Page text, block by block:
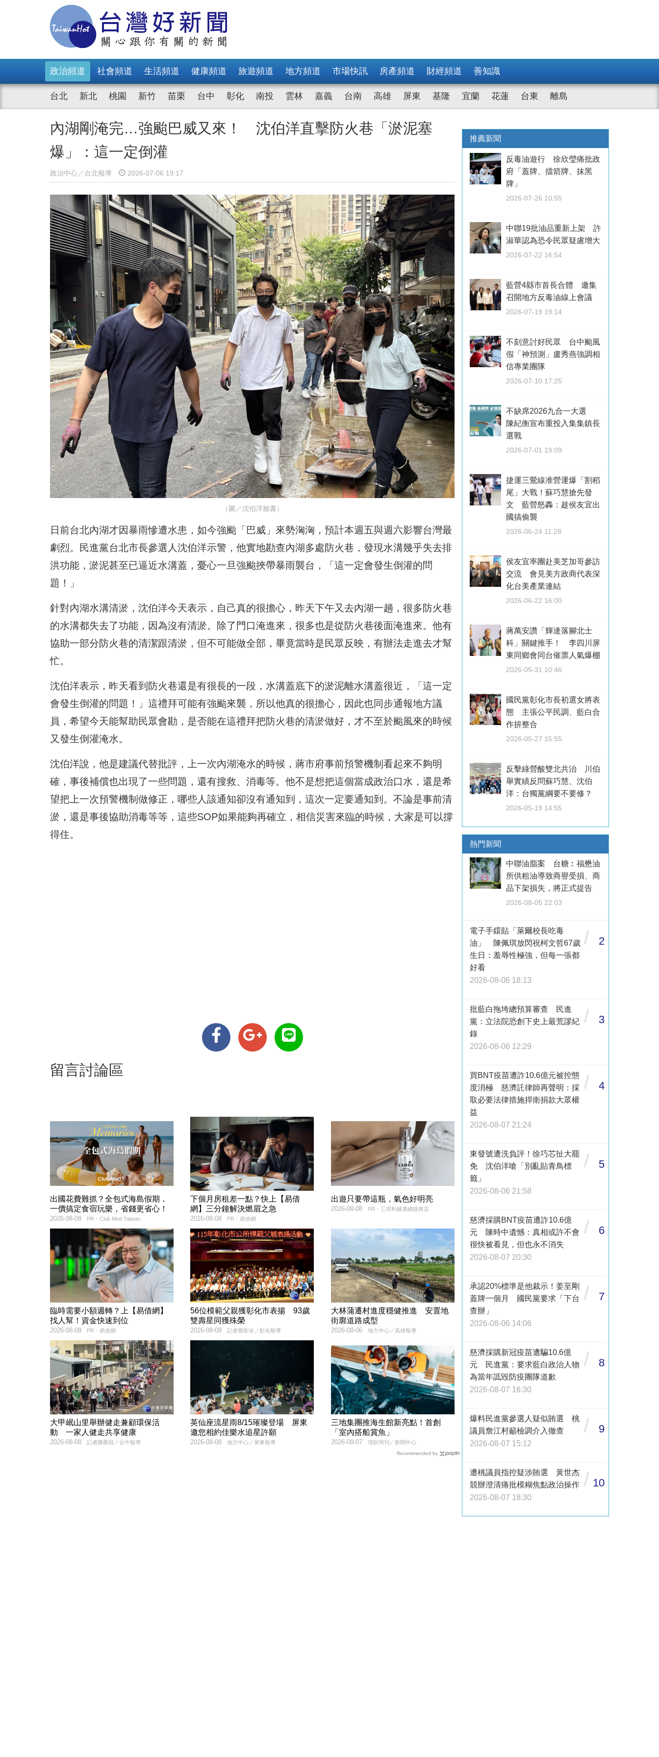
政治頻道 社會頻道 生活頻道 健康頻道 旅遊頻道 地方頻道 市場快訊 房產頻道 財經頻道 善知識
台北 新北 桃園 新竹 苗栗 台中 彰化 南投 雲林 嘉義 台南 高雄 屏東 基隆 宜蘭 花蓮 台東 離島
內湖剛淹完…強颱巴威又來！ 沈伯洋直擊防火巷「淤泥塞
爆」：這一定倒灌
政治中心／台北報導 2026-07-06 19:17
（圖／沈伯洋臉書）
日前台北內湖才因暴雨慘遭水患，如今強颱「巴威」來勢洶洶，預計本週五與週六影響台灣最
劇烈。民進黨台北市長參選人沈伯洋示警，他實地勘查內湖多處防火巷，發現水溝幾乎失去排
洪功能，淤泥甚至已逼近水溝蓋，憂心一旦強颱挾帶暴雨襲台，「這一定會發生倒灌的問
題！」
針對內湖水溝清淤，沈伯洋今天表示，自己真的很擔心，昨天下午又去內湖一趟，很多防火巷
的水溝都失去了功能，因為沒有清淤。除了門口淹進來，很多也是從防火巷後面淹進來。他有
協助一部分防火巷的清潔跟清淤，但不可能做全部，畢竟當時是民眾反映，有辦法走進去才幫
忙。
沈伯洋表示，昨天看到防火巷還是有很長的一段，水溝蓋底下的淤泥離水溝蓋很近，「這一定
會發生倒灌的問題！」這禮拜可能有強颱來襲，所以他真的很擔心，因此也同步通報地方議
員，希望今天能幫助民眾會勘，是否能在這禮拜把防火巷的清淤做好，才不至於颱風來的時候
又發生倒灌淹水。
沈伯洋說，他是建議代替批評，上一次內湖淹水的時候，蔣市府事前預警機制看起來不夠明
確，事後補償也出現了一些問題，還有搜救、消毒等。他不是想把這個當成政治口水，還是希
望把上一次預警機制做修正，哪些人該通知卻沒有通知到，這次一定要通知到。不論是事前清
淤，還是事後協助消毒等等，這些SOP如果能夠再確立，相信災害來臨的時候，大家是可以撐
得住。
留言討論區
出國花費難抓？全包式海島假期，
一價搞定食宿玩樂，省錢更省心！
PR・Club Med Taiwan
2026-08-08
下個月房租差一點？快上【易借
網】三分鐘解決燃眉之急
PR・易借網
2026-08-08
出遊只要帶這瓶，氣色好明亮
PR・三得利健康網路商店
2026-08-08
臨時需要小額週轉？上【易借網】
找人幫！資金快速到位
PR・易借網
2026-08-08
56位模範父親獲彰化市表揚 93歲
雙壽星同獲殊榮
記者鄧富珍／彰化報導
2026-08-08
大林蒲遷村進度穩健推進 安置地
街廓道路成型
地方中心／高雄報導
2026-08-06
大甲岷山里舉辦健走兼顧環保活
動 一家人健走共享健康
記者陳榮昌／台中報導
2026-08-08
英仙座流星雨8/15璀璨登場 屏東
邀您相約佳樂水追星許願
地方中心／屏東報導
2026-08-08
三地集團推海生館新亮點！首創
「室內搭船賞魚」
理財周刊／新聞中心
2026-08-07
Recommended by
推薦新聞
反毒油遊行 徐欣瑩痛批政
府「蓋牌、擋箭牌、抹黑
牌」
2026-07-26 10:55
中聯19批油品重新上架 許
淑華認為恐令民眾疑慮增大
2026-07-22 16:54
藍營4縣市首長合體 邀集
召開地方反毒油線上會議
2026-07-19 19:14
不刻意討好民眾 台中颱風
假「神預測」盧秀燕強調相
信專業團隊
2026-07-10 17:25
不缺席2026九合一大選
陳紀衡宣布重投入集集鎮長
選戰
2026-07-01 19:09
捷運三鶯線准營運爆「割稻
尾」大戰！蘇巧慧搶先發
文 藍營怒轟：趁侯友宜出
國搞偷襲
2026-06-24 11:28
侯友宜率團赴美芝加哥參訪
交流 會見美方政商代表深
化台美產業連結
2026-06-22 16:00
蔣萬安讚「輝達落腳北士
科」關鍵推手！ 李四川屏
東同鄉會同台催票人氣爆棚
2026-05-31 10:46
國民黨彰化市長初選女將表
態 主張公平民調、藍白合
作拚整合
2026-05-27 15:55
反擊綠營酸雙北共治 川伯
舉實績反問蘇巧慧、沈伯
洋：台獨黨綱要不要修？
2026-05-19 14:55
熱門新聞
中聯油脂案 台糖︰福懋油
所供粗油導致商譽受損、商
品下架損失，將正式提告
2026-08-05 22:03
電子手鐶貼「萊爾校長吃毒
油」 陳佩琪放閃祝柯文哲67歲
生日：羞辱性極強，但每一張都
好看
2026-08-06 18:13
/ 2
批藍白拖垮總預算審查 民進
黨：立法院恐創下史上最荒謬紀
錄
2026-08-06 12:29
/ 3
買BNT疫苗遭詐10.6億元被控態
度消極 慈濟託律師再聲明：採
取必要法律措施捍衛捐款大眾權
益
2026-08-07 21:24
/ 4
東發號遭洗負評！徐巧芯扯大罷
免 沈伯洋嗆「別亂貼青鳥標
籤」
2026-08-06 21:58
/ 5
慈濟採購BNT疫苗遭詐10.6億
元 陳時中遺憾：真相或許不會
很快被看見，但也永不消失
2026-08-07 20:30
/ 6
承認20%標準是他裁示！姜至剛
蓋牌一個月 國民黨要求「下台
查辦」
2026-08-06 14:06
/ 7
慈濟採購新冠疫苗遭騙10.6億
元 民進黨：要求藍白政治人物
為當年詆毀防疫團隊道歉
2026-08-07 16:30
/ 8
爆料民進黨參選人疑似賄選 桃
議員詹江村籲檢調介入徹查
2026-08-07 15:12
/ 9
遭桃議員指控疑涉賄選 黃世杰
競辦澄清痛批模糊焦點政治操作
2026-08-07 18:30
/ 10